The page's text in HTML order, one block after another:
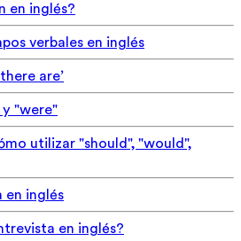
en inglés?
verbales en inglés
are’
"were"
utilizar "should", "would",
en inglés
en inglés?